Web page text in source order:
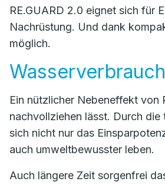
RE.GUARD 2.0 eignet sich für
Nachrüstung. Und dank
möglich.
Ein nützlicher Nebeneffekt von
nachvollziehen lässt. Durch
sich nicht nur das
auch umweltbewusster leben.
Auch längere Zeit sorgenfrei